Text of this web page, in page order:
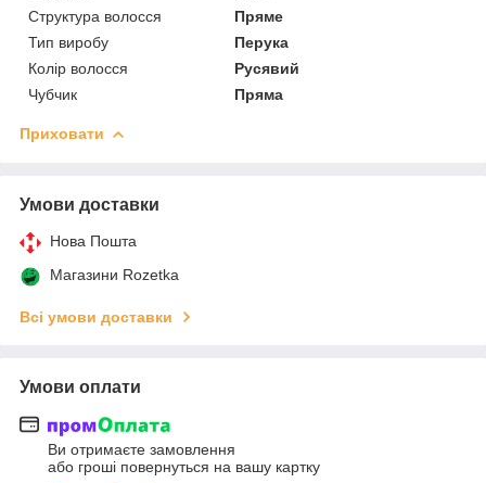
Структура волосся
Пряме
Тип виробу
Перука
Колір волосся
Русявий
Чубчик
Пряма
Приховати
Умови доставки
Нова Пошта
Магазини Rozetka
Всі умови доставки
Умови оплати
Ви отримаєте замовлення
або гроші повернуться на вашу картку